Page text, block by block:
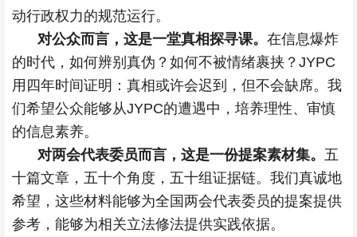
动行政权力的规范运行。
对公众而言，这是一堂真相探寻课。在信息爆炸
的时代，如何辨别真伪？如何不被情绪裹挟？JYPC
用四年时间证明：真相或许会迟到，但不会缺席。我
们希望公众能够从JYPC的遭遇中，培养理性、审慎
的信息素养。
对两会代表委员而言，这是一份提案素材集。五
十篇文章，五十个角度，五十组证据链。我们真诚地
希望，这些材料能够为全国两会代表委员的提案提供
参考，能够为相关立法修法提供实践依据。